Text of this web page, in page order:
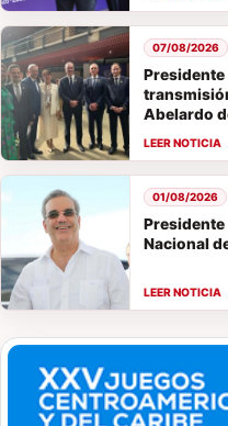
Abelardo
07/08/2026
Nacional
01/08/2026